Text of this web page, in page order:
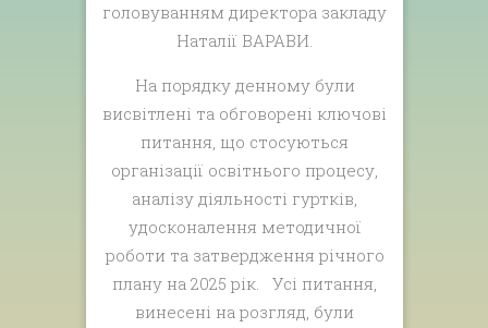
головуванням директора закладу
Наталії ВАРАВИ.
На порядку денному були
висвітлені та обговорені ключові
питання, що стосуються
організації освітнього процесу,
аналізу діяльності гуртків,
удосконалення методичної
роботи та затвердження річного
плану на 2025 рік. Усі питання,
винесені на розгляд, були